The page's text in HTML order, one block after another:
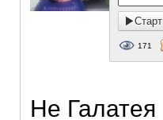
Старт
171
Не Галатея